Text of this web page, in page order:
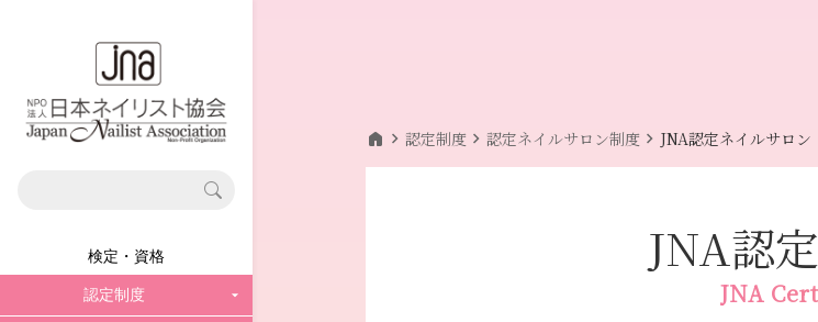
検定・資格
認定制度
home chevron_right 認定制度chevron_right 認定ネイルサロン制度chevron_right JNA認定ネイルサロン
JNA認
JNA